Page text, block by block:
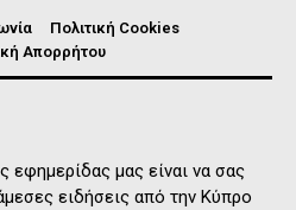
Πολιτική Cookies
Απορρήτου
μας είναι να σας
ειδήσεις από την Κύπρο